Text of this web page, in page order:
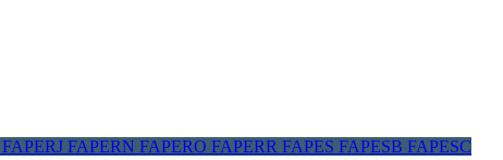
FAPERJ FAPERN FAPERO FAPERR FAPES FAPESB FAPESC